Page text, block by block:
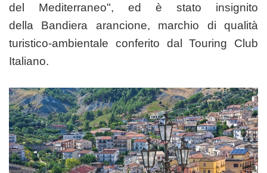
del Mediterraneo", ed è stato insignito
della Bandiera arancione, marchio di qualità
turistico-ambientale conferito dal Touring Club
Italiano.